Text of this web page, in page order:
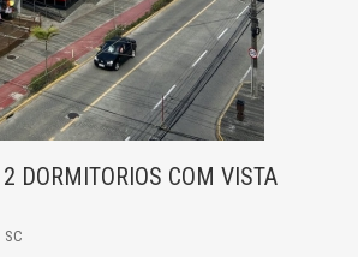
DORMITORIOS COM VISTA
SC